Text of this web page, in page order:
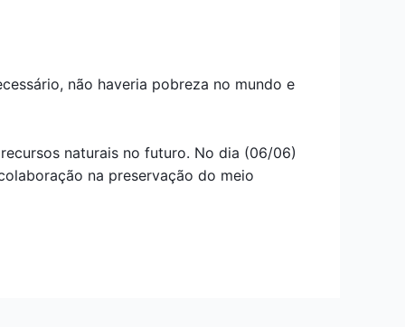
não haveria pobreza no mundo e
naturais no futuro. No dia (06/06)
na preservação do meio